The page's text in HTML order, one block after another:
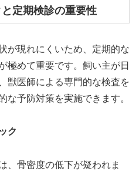
定期検診の重要性
が現れにくいため、定期的な
極めて重要です。飼い主が日
獣医師による専門的な検査を
な予防対策を実施できます。
ク
、骨密度の低下が疑われま